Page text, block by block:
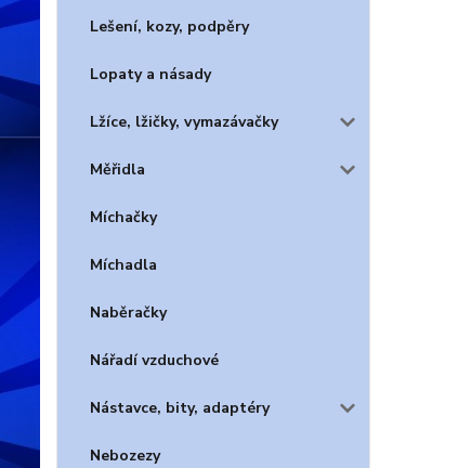
Lešení, kozy, podpěry
Lopaty a násady
Lžíce, lžičky, vymazávačky
Měřidla
Míchačky
Míchadla
Naběračky
Nářadí vzduchové
Nástavce, bity, adaptéry
Nebozezy